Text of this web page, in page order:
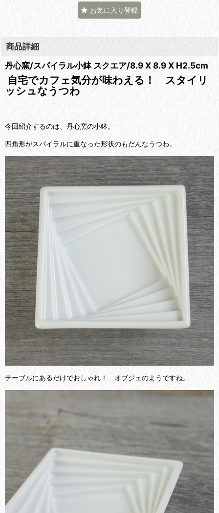
お気に入り登録
商品詳細
丹心窯/スパイラル小鉢 スクエア/8.9 X 8.9 X H2.5cm
自宅でカフェ気分が味わえる！ スタイリ
ッシュなうつわ
今回紹介するのは、丹心窯の小鉢。
四角形がスパイラルに重なった形状のもだんなうつわ。
テーブルにあるだけでおしゃれ！ オブジェのようですね。